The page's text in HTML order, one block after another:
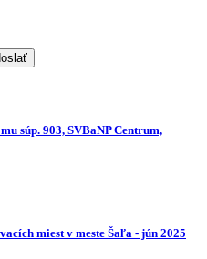
súp. 903, SVBaNP Centrum,
miest v meste Šaľa - jún 2025